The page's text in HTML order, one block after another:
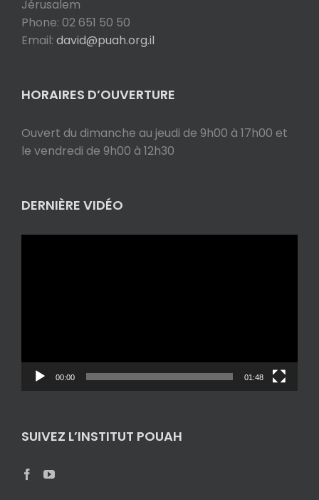
Jérusalem
Phone: 02 651 50 50
Email: david@puah.org.il
HORAIRES D’OUVERTURE
Ouvert du dimanche au jeudi de 9h00 à 17h00 et
le vendredi de 9h00 à 12h30
DERNIÈRE VIDÉO
00:00 01:48
SUIVEZ L’INSTITUT POUAH